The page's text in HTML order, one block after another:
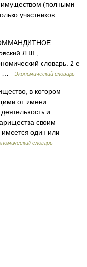
имуществом (полными
участников… …
Л.Ш.,
словарь. 2 е
…
Экономический словарь
в котором
от имени
и
своим
один или
словарь